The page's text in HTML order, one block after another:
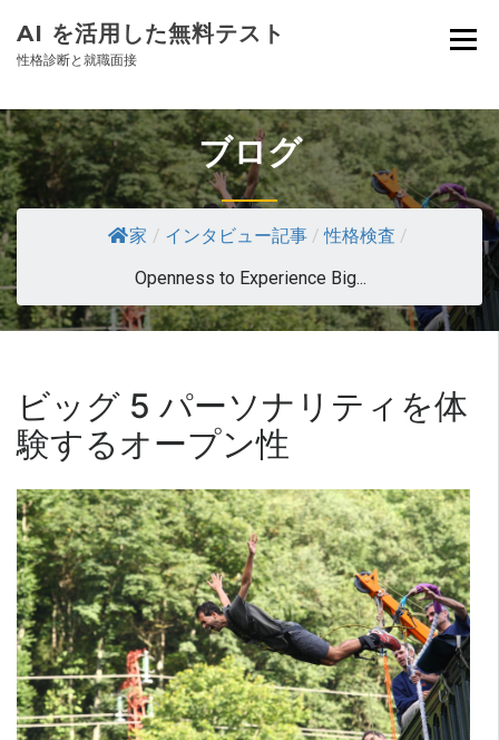
AI を活用した無料テスト
性格診断と就職面接
ブログ
家 / インタビュー記事 / 性格検査 /
Openness to Experience Big...
ビッグ 5 パーソナリティを体
験するオープン性